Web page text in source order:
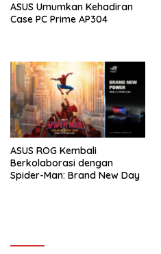
ASUS Umumkan Kehadiran
Case PC Prime AP304
ASUS ROG Kembali
Berkolaborasi dengan
Spider-Man: Brand New Day